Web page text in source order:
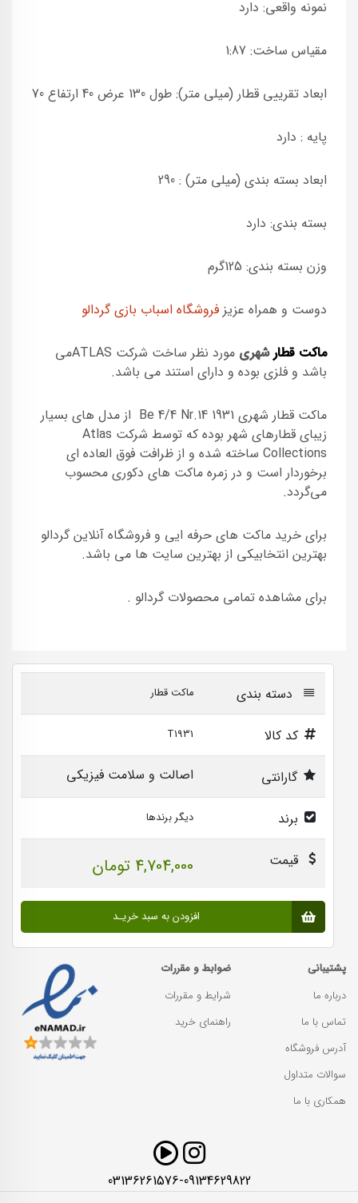
نمونه واقعی: دارد
مقیاس ساخت: 1:87
ابعاد تقرییی قطار (میلی متر): طول 130 عرض 40 ارتفاع 70
پایه : دارد
ابعاد بسته بندی (میلی متر) : 290
بسته بندی: دارد
وزن بسته بندی: 125گرم
دوست و همراه عزیز فروشگاه اسباب بازی گردالو
ماکت قطارشهری
مورد نظر ساخت شرکت ATLASمی
باشد و فلزی بوده و دارای استند می باشد.
ماکت قطار شهری Be 4/4 Nr.14 1931 از مدل های بسیار
زیبای قطارهای شهر بوده که توسط شرکت Atlas
Collections ساخته شده و از ظرافت فوق العاده ای
برخوردار است و در زمره ماکت های دکوری محسوب
می‌گردد.
برای خرید ماکت های حرفه ایی و فروشگاه آنلاین گردالو
بهترین انتخابیکی از بهترین سایت ها می باشد.
برای مشاهده تمامی محصولات گردالو .
دسته بندی ماکت قطار
کد کالا T1931
گارانتی اصالت و سلامت فیزیکی
برند دیگر برندها
قیمت 4,704,000 تومان
افزودن به سبد خریـد
پشتیبانی
درباره ما
تماس با ما
آدرس فروشگاه
سوالات متداول
همکاری با ما
ضوابط و مقررات
شرایط و مقررات
راهنمای خرید
03136261576-09134629822